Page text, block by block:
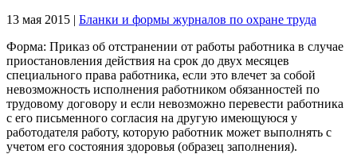
13 мая 2015 | Бланки и формы журналов по охране труда
Форма: Приказ об отстранении от работы работника в случае
приостановления действия на срок до двух месяцев
специального права работника, если это влечет за собой
невозможность исполнения работником обязанностей по
трудовому договору и если невозможно перевести работника
с его письменного согласия на другую имеющуюся у
работодателя работу, которую работник может выполнять с
учетом его состояния здоровья (образец заполнения).